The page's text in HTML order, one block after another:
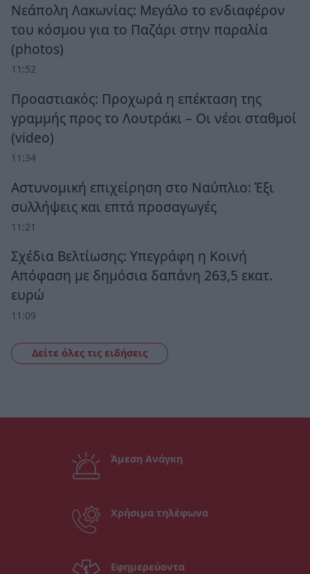
Νεάπολη Λακωνίας: Μεγάλο το ενδιαφέρον
του κόσμου για το Παζάρι στην παραλία
(photos)
11:52
Προαστιακός: Προχωρά η επέκταση της
γραμμής προς το Λουτράκι – Οι νέοι σταθμοί
(video)
11:34
Αστυνομική επιχείρηση στο Ναύπλιο: Έξι
συλλήψεις και επτά προσαγωγές
11:21
Σχέδια Βελτίωσης: Υπεγράφη η Κοινή
Απόφαση με δημόσια δαπάνη 263,5 εκατ.
ευρώ
11:09
Δείτε όλες τις ειδήσεις
Άμεση Ανάγκη
Χρήσιμα τηλέφωνα
Εφημερεύοντα